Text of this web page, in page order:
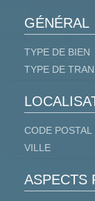
GÉNÉRAL
TYPE DE BIEN
TYPE DE
CODE POSTAL
VILLE
ASPECTS